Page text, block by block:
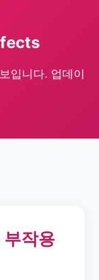
입니다. 업데이
작용